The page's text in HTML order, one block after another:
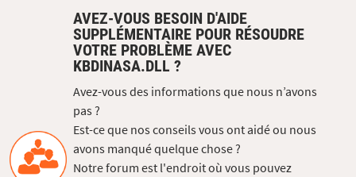
AVEZ-VOUS BESOIN D'AIDE
SUPPLÉMENTAIRE POUR RÉSOUDRE
VOTRE PROBLÈME AVEC
KBDINASA.DLL ?
Avez-vous des informations que nous n’avons
pas ?
Est-ce que nos conseils vous ont aidé ou nous
avons manqué quelque chose ?
Notre forum est l'endroit où vous pouvez